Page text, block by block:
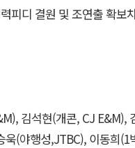
피디 결원 및 조연출 확보
김석현(개콘, CJ E&M),
(야행성,JTBC), 이동희(1